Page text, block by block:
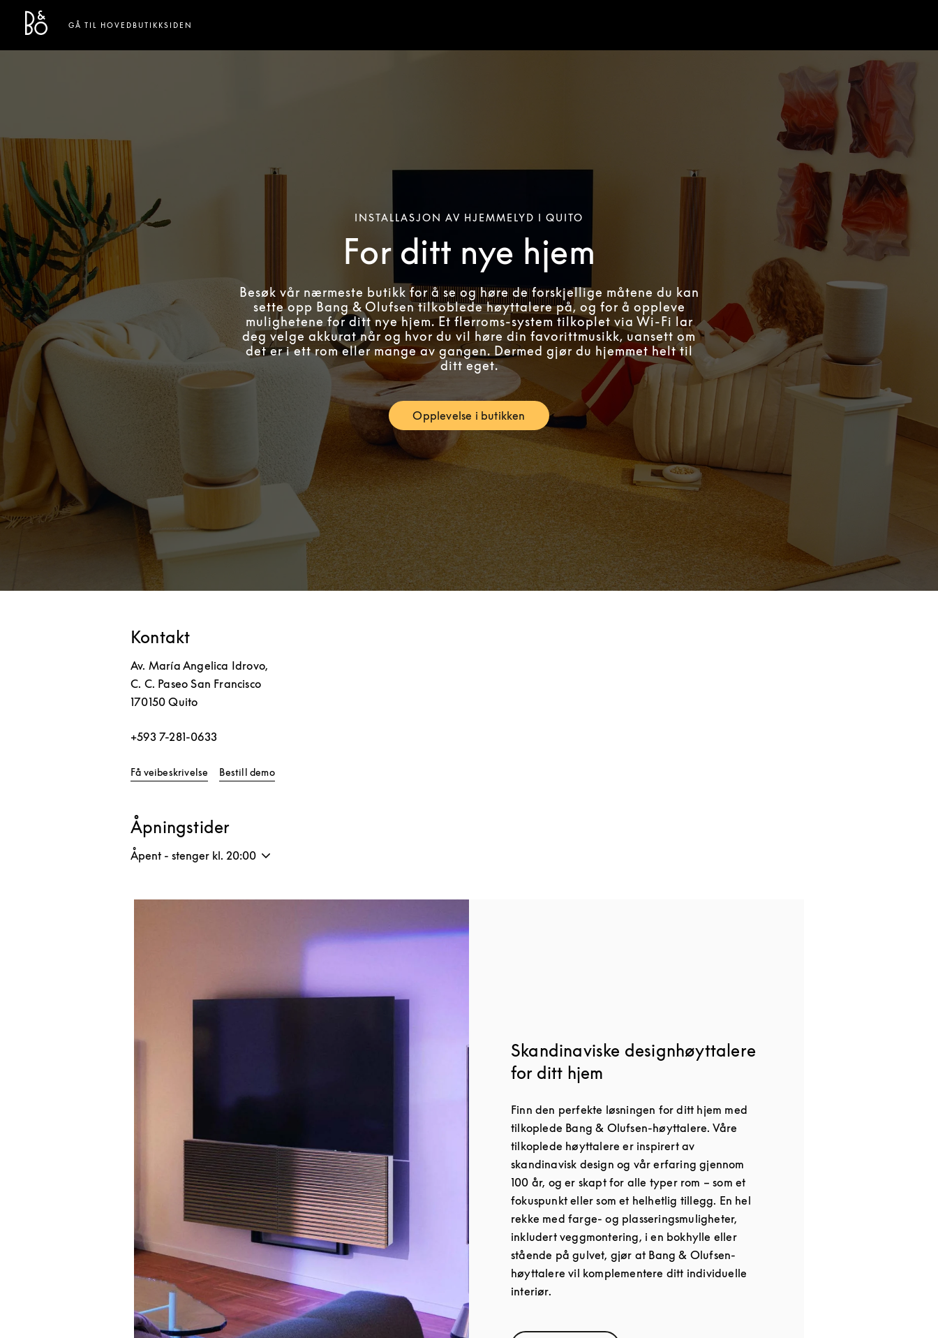
Bang & Olufsen - Exist to Create
Link Opens in New Tab
GÅ TIL HOVEDBUTIKKSIDEN
INSTALLASJON AV HJEMMELYD I QUITO
For ditt nye hjem
Besøk vår nærmeste butikk for å se og høre de forskjellige måtene du kan
sette opp Bang & Olufsen tilkoblede høyttalere på, og for å oppleve
mulighetene for ditt nye hjem. Et flerroms-system tilkoplet via Wi-Fi lar
deg velge akkurat når og hvor du vil høre din favorittmusikk, uansett om
det er i ett rom eller mange av gangen. Dermed gjør du hjemmet helt til
ditt eget.
Opplevelse i butikkenLink Opens in New Tab
Kontakt
Av. María Angelica Idrovo,
C. C. Paseo San Francisco
170150 Quito
+593 7-281-0633
Få veibeskrivelse Link Opens in New Tab
Bestill demoLink Opens in New Tab
Åpningstider
Åpent - stenger kl. 20:00
Skandinaviske designhøyttalere
for ditt hjem
Finn den perfekte løsningen for ditt hjem med
tilkoplede Bang & Olufsen-høyttalere. Våre
tilkoplede høyttalere er inspirert av
skandinavisk design og vår erfaring gjennom
100 år, og er skapt for alle typer rom – som et
fokuspunkt eller som et helhetlig tillegg. En hel
rekke med farge- og plasseringsmuligheter,
inkludert veggmontering, i en bokhylle eller
stående på gulvet, gjør at Bang & Olufsen-
høyttalere vil komplementere ditt individuelle
interiør.